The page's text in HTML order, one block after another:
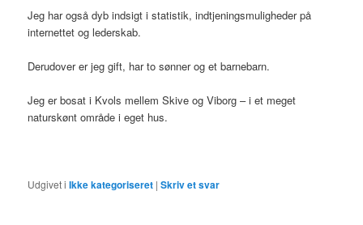
Jeg har også dyb indsigt i statistik, indtjeningsmuligheder på
internettet og lederskab.
Derudover er jeg gift, har to sønner og et barnebarn.
Jeg er bosat i Kvols mellem Skive og Viborg – i et meget
naturskønt område i eget hus.
Udgivet i Ikke kategoriseret |Skriv et svar